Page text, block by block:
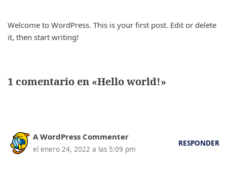
Welcome to WordPress. This is your first post. Edit or delete
it, then start writing!
1 comentario en «Hello world!»
A WordPress Commenter
el enero 24, 2022 a las 5:09 pm
RESPONDER